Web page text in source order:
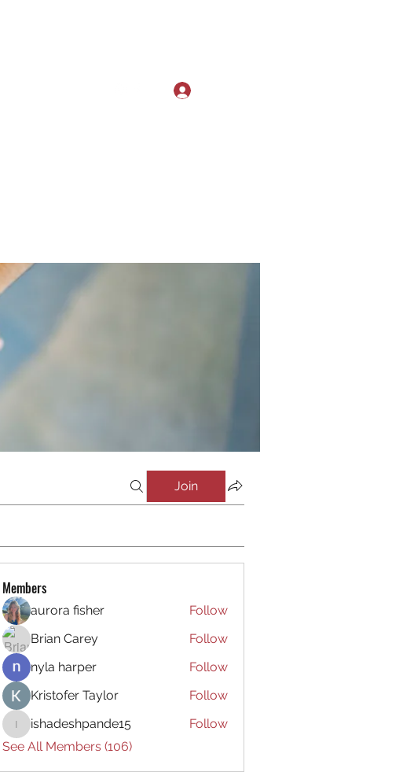
Join
Members
aurora fisher
Follow
Brian Carey
Follow
nyla harper
Follow
Kristofer Taylor
Follow
ishadeshpande15
ishadeshpande15
Follow
See All Members (106)